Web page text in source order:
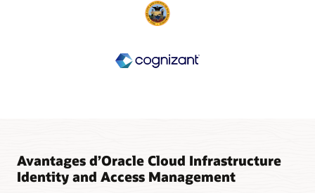
Avantages d’Oracle Cloud Infrastructure
Identity and Access Management